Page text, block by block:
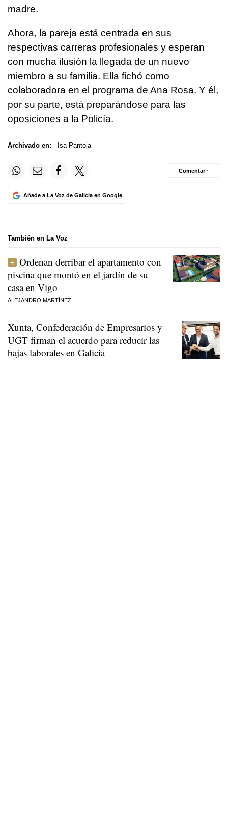
madre.
Ahora, la pareja está centrada en sus
respectivas carreras profesionales y esperan
con mucha ilusión la llegada de un nuevo
miembro a su familia. Ella fichó como
colaboradora en el programa de Ana Rosa. Y él,
por su parte, está preparándose para las
oposiciones a la Policía.
Archivado en: Isa Pantoja
Añade a La Voz de Galicia en Google
Comentar ·
También en La Voz
Ordenan derribar el apartamento con
piscina que montó en el jardín de su
casa en Vigo
ALEJANDRO MARTÍNEZ
Xunta, Confederación de Empresarios y
UGT firman el acuerdo para reducir las
bajas laborales en Galicia